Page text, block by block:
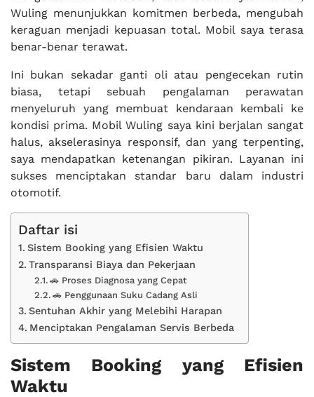
Wuling menunjukkan komitmen berbeda, mengubah
keraguan menjadi kepuasan total. Mobil saya terasa
benar-benar terawat.
Ini bukan sekadar ganti oli atau pengecekan rutin
biasa, tetapi sebuah pengalaman perawatan
menyeluruh yang membuat kendaraan kembali ke
kondisi prima. Mobil Wuling saya kini berjalan sangat
halus, akselerasinya responsif, dan yang terpenting,
saya mendapatkan ketenangan pikiran. Layanan ini
sukses menciptakan standar baru dalam industri
otomotif.
Daftar isi
Sistem Booking yang Efisien Waktu
Transparansi Biaya dan Pekerjaan
🚗 Proses Diagnosa yang Cepat
🚗 Penggunaan Suku Cadang Asli
Sentuhan Akhir yang Melebihi Harapan
Menciptakan Pengalaman Servis Berbeda
Sistem Booking yang Efisien
Waktu